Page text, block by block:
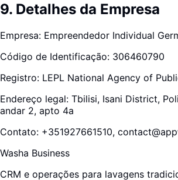
9. Detalhes da Empresa
Empresa: Empreendedor Individual
Código de Identificação: 306460790
Registro: LEPL National Agency of
Endereço legal: Tbilisi, Isani District,
andar 2, apto 4a
Contato: +351927661510,
Washa Business
CRM e operações para lavagens